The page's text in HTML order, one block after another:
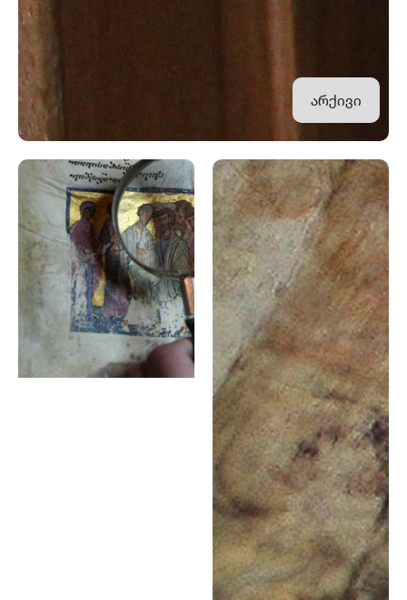
არქივი